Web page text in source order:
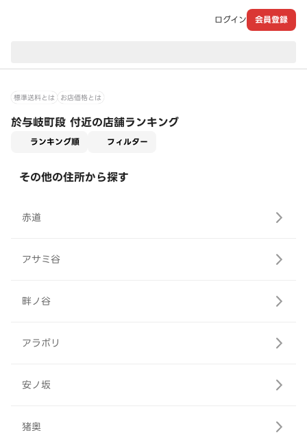
ログイン 会員登録
標準送料とは お店価格とは
於与岐町段 付近の店舗ランキング
ランキング順 フィルター
その他の住所から探す
赤道
アサミ谷
畔ノ谷
アラボリ
安ノ坂
猪奥